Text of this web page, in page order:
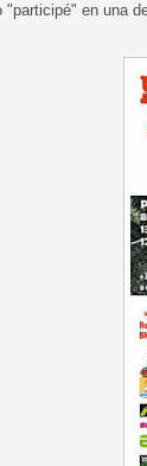
"participé" en una